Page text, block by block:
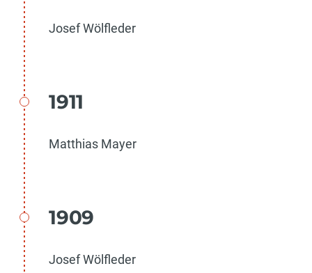
Josef Wölfleder
1911
Matthias Mayer
1909
Josef Wölfleder